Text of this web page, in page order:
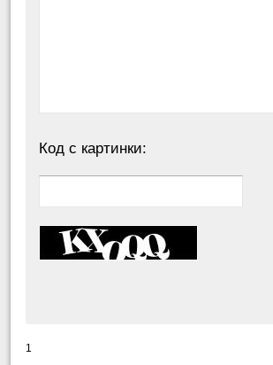
Код с картинки:
1